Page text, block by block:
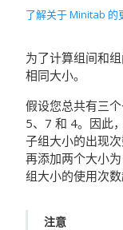
了解关于 Minitab 的
为了计算组间和
相同大小。
假设您总共有三
5、7 和 4。因此
子组大小的出现
再添加两个大小
组大小的使用次
注意